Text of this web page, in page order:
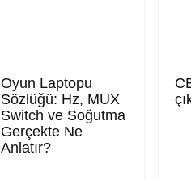
Oyun Laptopu
Sözlüğü: Hz, MUX
Switch ve Soğutma
Gerçekte Ne
Anlatır?